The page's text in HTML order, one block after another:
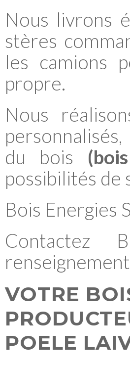
Nous livrons
stères
les camions
propre.
Nous
du bois
possibilités de
Bois Energies
Contactez
VOTRE
POELE